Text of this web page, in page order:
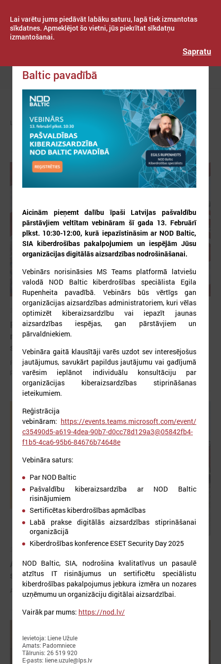
Lai varētu jums piedāvāt labāku saturu, lapā tiek izmantotas
sīkdatnes. Apmeklējot šo vietni, jūs piekrītat sīkdatņu
izmantošanai.
Sapratu
Izvēlne
ZIŅAS PAŠVALDĪBĀS
2026. gada 12. jūnijs
Publicēta konferences “Tautas sapulcei – 36”
rezolūcija par vietējās pārstāvniecības
stiprināšanu Latvijā
Publicēta konferences “Tautas sapulcei – 36” rezolūcija par vietējās
pārstāvniecības stiprināšanu Latvijā
Aicina pašvaldības pieteikties mācībām "Drošība
sākas ar Tevi!"
Aicina pašvaldības pieteikties mācībām "Drošība sākas ar Tevi!"
Baltic pavadībā
Aicinām pieņemt dalību īpaši Latvijas pašvaldību
pārstāvjiem veltītam vebināram šī gada 13. Februārī
plkst. 10:30-12:00, kurā iepazīstināsim ar NOD Baltic,
SIA kiberdrošības pakalpojumiem un iespējām Jūsu
organizācijas digitālās aizsardzības nodrošināšanai.
Vebinārs norisināsies MS Teams platformā latviešu
valodā NOD Baltic kiberdrošības speciālista Egila
Rupenheita pavadībā. Vebinārs būs vērtīgs gan
organizācijas aizsardzības administratoriem, kuri vēlas
optimizēt kiberaizsardzību vai iepazīt jaunas
aizsardzības iespējas, gan pārstāvjiem un
pārvaldniekiem.
Vebināra gaitā klausītāji varēs uzdot sev interesējošus
jautājumus, savukārt papildus jautājumu vai gadījumā
varēsim ieplānot individuālu konsultāciju par
organizācijas kiberaizsardzības stiprināšanas
ieteikumiem.
Reģistrācija
vebināram: https://events.teams.microsoft.com/event/
c35490d5-a619-4dea-90b7-d0cc78d129a3@05842fb4-
f1b5-4ca6-95b6-84676b74648e
Vebināra saturs:
Par NOD Baltic
Pašvaldību kiberaizsardzība ar NOD Baltic
risinājumiem
Sertificētas kiberdrošības apmācības
Labā prakse digitālās aizsardzības stiprināšanai
organizācijā
Kiberdrošības konference ESET Security Day 2025
NOD Baltic, SIA, nodrošina kvalitatīvus un pasaulē
atzītus IT risinājumus un sertificētu speciālistu
kiberdrošības pakalpojumus jebkura izmēra un nozares
uzņēmumu un organizāciju digitālai aizsardzībai.
Vairāk par mums: https://nod.lv/
Ievietoja: Liene Užule
Amats: Padomniece
Tālrunis: 26 519 920
E-pasts: liene.uzule@lps.lv